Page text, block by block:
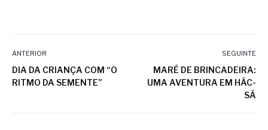
ANTERIOR
DIA DA CRIANÇA COM “O
RITMO DA SEMENTE”
SEGUINTE
MARÉ DE BRINCADEIRA:
UMA AVENTURA EM HÁC-
SÁ